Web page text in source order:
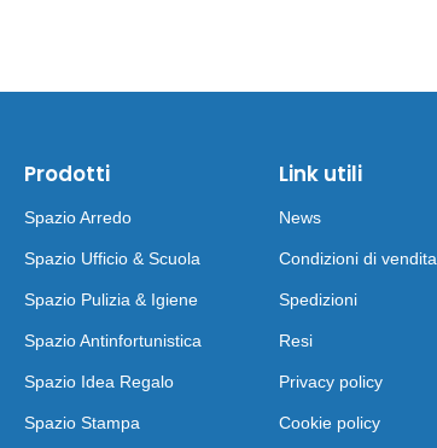
Prodotti
Spazio Arredo
Spazio Ufficio & Scuola
Spazio Pulizia & Igiene
Spazio Antinfortunistica
Spazio Idea Regalo
Spazio Stampa
Link utili
News
Condizioni di vendita
Spedizioni
Resi
Privacy policy
Cookie policy